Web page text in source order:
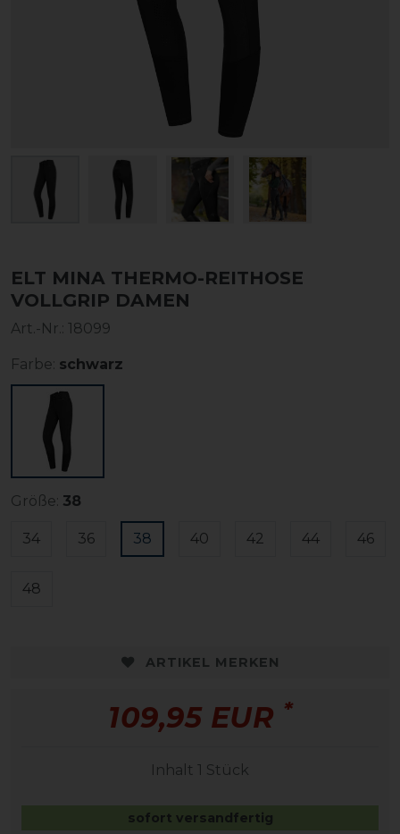
ELT MINA THERMO-REITHOSE
VOLLGRIP DAMEN
Art.-Nr.: 18099
Farbe: schwarz
Größe: 38
34 36 38 40 42 44 46
48
ARTIKEL MERKEN
109,95 EUR *
Inhalt 1 Stück
sofort versandfertig